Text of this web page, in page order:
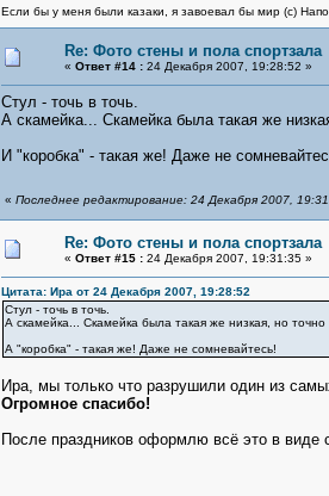
Если бы у меня были казаки, я завоевал бы мир (с)
Re: Фото стены и пола спортзала
« Ответ #14 : 24 Декабря 2007, 19:28:52 »
Стул - точь в точь.
А скамейка... Скамейка была такая же
И "коробка" - такая же! Даже не
« Последнее редактирование: 24 Декабря 2007,
Re: Фото стены и пола спортзала
« Ответ #15 : 24 Декабря 2007, 19:31:35 »
Цитата: Ира от 24 Декабря 2007, 19:28:52
Стул - точь в точь.
А скамейка... Скамейка была такая же низкая, но
А "коробка" - такая же! Даже не сомневайтесь!
Ира, мы только что разрушили один из
Огромное спасибо!
После праздников оформлю всё это в виде